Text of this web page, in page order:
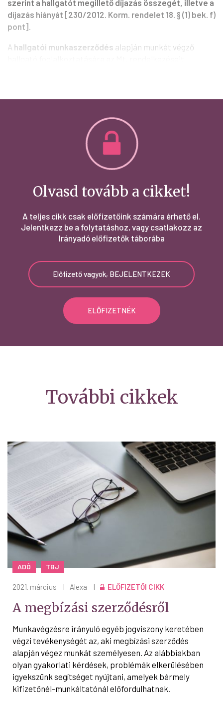
szerint a hallgatót megillető díjazás összegét, illetve a
díjazás hiányát [230/2012. Korm. rendelet 18. § (1) bek. f)
pont].
A hallgatói munkaszerződés alapján munkát végző
Olvasd tovább a cikket!
A teljes cikk csak előfizetőink számára érhető el.
Jelentkezz be a folytatáshoz, vagy csatlakozz az
Irányadó előfizetők táborába
Előfizető vagyok, BEJELENTKEZEK
ELŐFIZETNÉK
További cikkek
ADÓ TBJ
2021. március | Alexa | ELŐFIZETŐI CIKK
A megbízási szerződésről
Munkavégzésre irányuló egyéb jogviszony keretében
végzi tevékenységét az, aki megbízási szerződés
alapján végez munkát személyesen. Az alábbiakban
olyan gyakorlati kérdések, problémák elkerülésében
igyekszünk segítséget nyújtani, amelyek bármely
kifizetőnél-munkáltatónál előfordulhatnak.